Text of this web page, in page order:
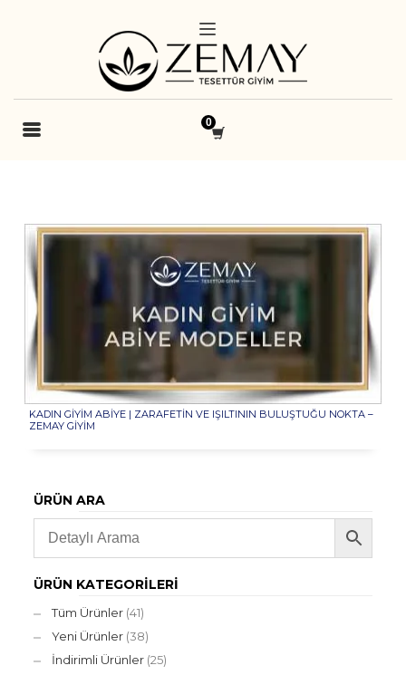
KADIN GIYIM ABIYE | ZARAFETIN VE IŞILTININ BULUŞTUĞU NOKTA –
ZEMAY GIYIM
ÜRÜN ARA
ÜRÜN KATEGORILERI
Tüm Ürünler (41)
Yeni Ürünler (38)
İndirimli Ürünler (25)